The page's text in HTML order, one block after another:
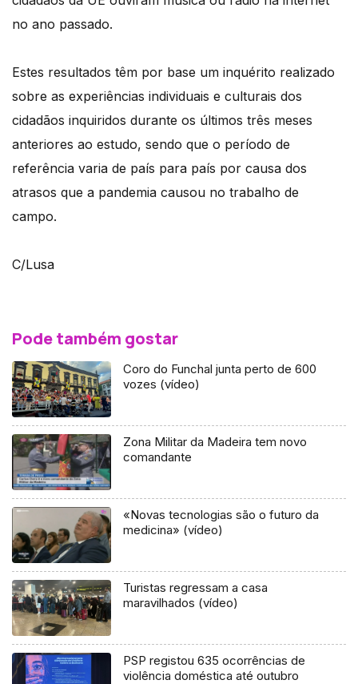
no ano passado.
Estes resultados têm por base um inquérito realizado
sobre as experiências individuais e culturais dos
cidadãos inquiridos durante os últimos três meses
anteriores ao estudo, sendo que o período de
referência varia de país para país por causa dos
atrasos que a pandemia causou no trabalho de
campo.
C/Lusa
Pode também gostar
Coro do Funchal junta perto de 600
vozes (vídeo)
Zona Militar da Madeira tem novo
comandante
«Novas tecnologias são o futuro da
medicina» (vídeo)
Turistas regressam a casa
maravilhados (vídeo)
PSP registou 635 ocorrências de
violência doméstica até outubro